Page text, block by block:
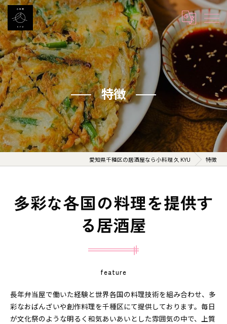
特徴
愛知県千種区の居酒屋なら小料理 久 KYU 特徴
多彩な各国の料理を提供す
る居酒屋
feature
長年弁当屋で働いた経験と世界各国の料理技術を組み合わせ、多
彩なおばんざいや創作料理を千種区にて提供しております。毎日
が文化祭のような明るく和気あいあいとした雰囲気の中で、上質